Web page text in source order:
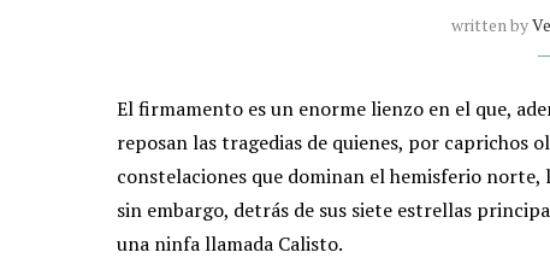
written by
El firmamento es un enorme lienzo en el que,
reposan las tragedias de quienes, por caprichos
constelaciones que dominan el hemisferio
sin embargo, detrás de sus siete estrellas
una ninfa llamada Calisto.